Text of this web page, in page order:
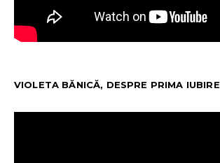
VIOLETA BĂNICĂ, DESPRE PRIMA IUBIRE